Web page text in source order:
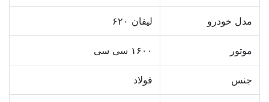
مدل خودرو لیفان ۶۲۰
موتور ۱۶۰۰ سی سی
جنس فولاد